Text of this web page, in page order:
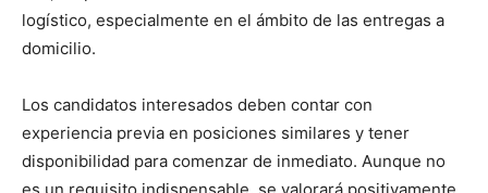
logístico, especialmente en el ámbito de las entregas a
domicilio.
Los candidatos interesados deben contar con
experiencia previa en posiciones similares y tener
disponibilidad para comenzar de inmediato. Aunque no